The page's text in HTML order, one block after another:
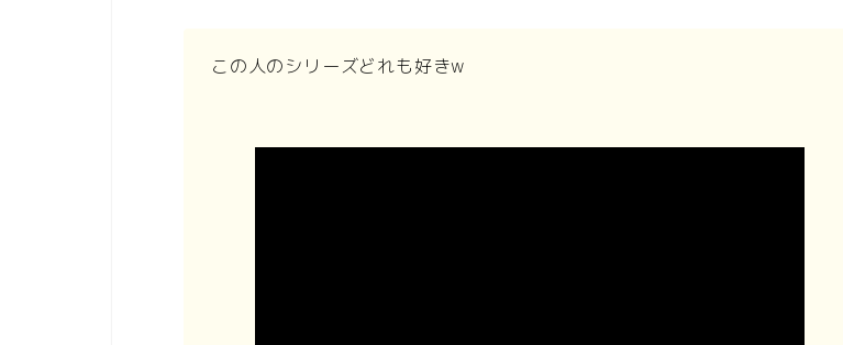
この人のシリーズどれも好きw